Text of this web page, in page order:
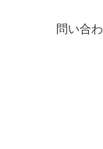
問い合
E-
担当